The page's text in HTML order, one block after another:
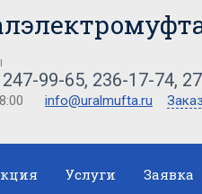
99-65, 236-17-74,
info@uralmufta.ru
Услуги Заявка